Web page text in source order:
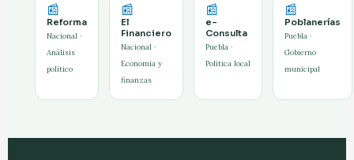
📰
Reforma
Nacional ·
Análisis
político
📰
El
Financiero
Nacional ·
Economía y
finanzas
📰
e-
Consulta
Puebla ·
Política local
📰
Poblanerías
Puebla ·
Gobierno
municipal